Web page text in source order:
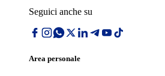
Seguici anche su
Area personale